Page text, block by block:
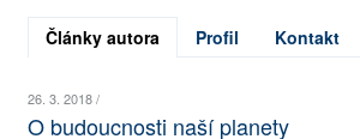
ROZHOVORY
Články autora Profil Kontakt
26. 3. 2018 /
O budoucnosti naší planety